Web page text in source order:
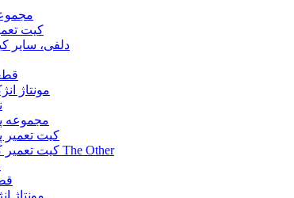
کیت
دلفی، سایر
مونتاژ
مجموعه
کیت تعمیر
کیت تعمیر کاترپیلار مدل The Other
مونتاژ